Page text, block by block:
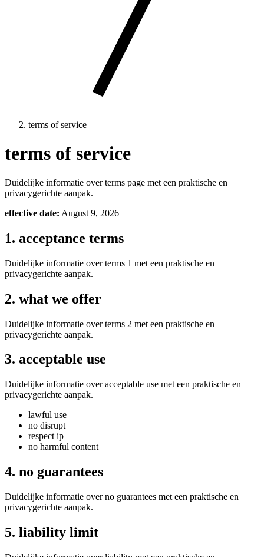
terms of service
terms of service
Duidelijke informatie over terms page met een praktische en
privacygerichte aanpak.
effective date: August 9, 2026
1. acceptance terms
Duidelijke informatie over terms 1 met een praktische en
privacygerichte aanpak.
2. what we offer
Duidelijke informatie over terms 2 met een praktische en
privacygerichte aanpak.
3. acceptable use
Duidelijke informatie over acceptable use met een praktische en
privacygerichte aanpak.
lawful use
no disrupt
respect ip
no harmful content
4. no guarantees
Duidelijke informatie over no guarantees met een praktische en
privacygerichte aanpak.
5. liability limit